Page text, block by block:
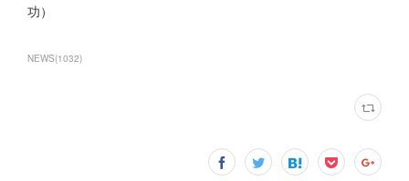
功）
NEWS(1032)